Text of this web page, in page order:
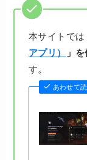
本サイトでは
アプリ）
」
す。
あわせて